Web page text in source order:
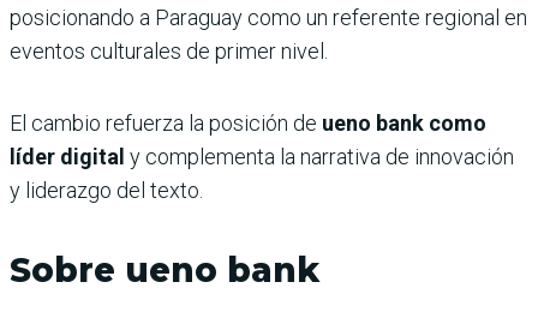
posicionando a Paraguay como un referente regional en
eventos culturales de primer nivel.
El cambio refuerza la posición de ueno bank como
líder digital y complementa la narrativa de innovación
y liderazgo del texto.
Sobre ueno bank